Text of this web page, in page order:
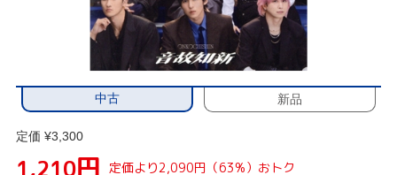
中古 新品
定価 ¥3,300
1,210円 定価より2,090円（63%）おトク